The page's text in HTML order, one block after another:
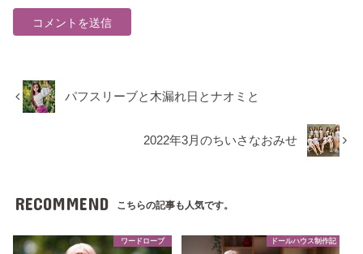
パフスリーブと木漏れ日とナオミと
2022年3月のちいさなおみせ
RECOMMEND こちらの記事も人気です。
ワードローブ ドールハウス制作記